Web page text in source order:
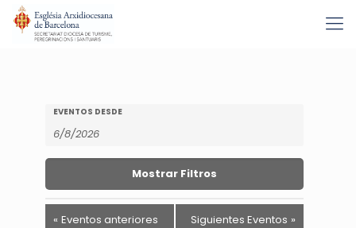
Navegación
de
búsqueda
y
de
Eventos
Búsqueda
Eventos
EVENTOS DESDE
Mostrar Filtros
« Eventos anteriores Siguientes Eventos »